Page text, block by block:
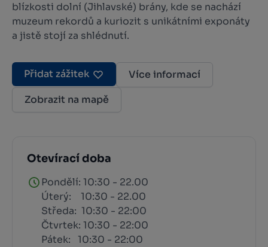
blízkosti dolní (Jihlavské) brány, kde se nachází
muzeum rekordů a kuriozit s unikátními exponáty
a jistě stojí za shlédnutí.
Přidat zážitek
Více informací
Zobrazit na mapě
Otevírací doba
Pondělí: 10:30 - 22.00
Úterý: 10:30 - 22.00
Středa: 10:30 - 22:00
Čtvrtek: 10:30 - 22:00
Pátek: 10:30 - 22:00